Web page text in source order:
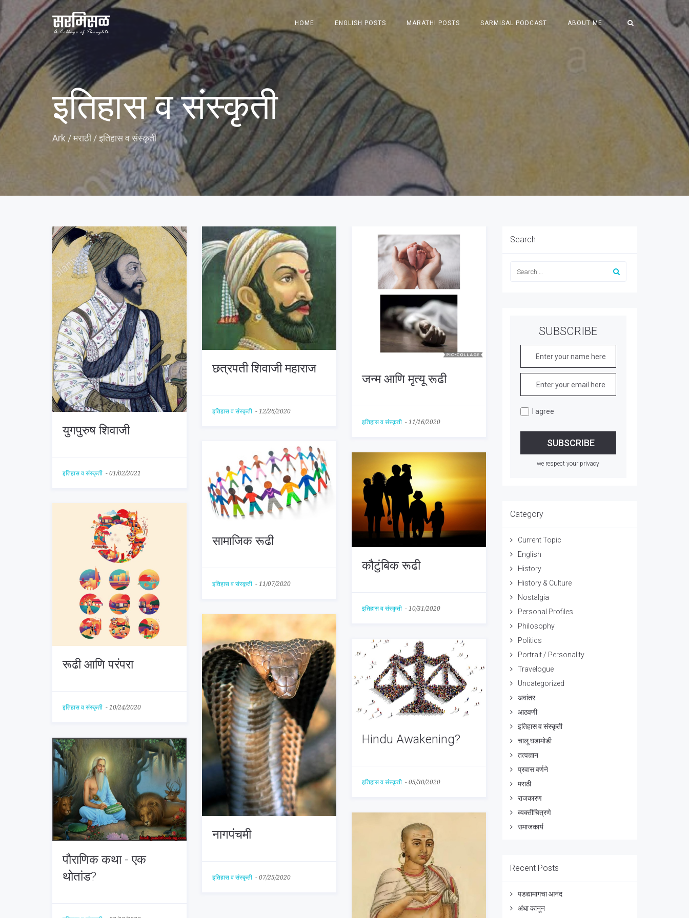
HOME ENGLISH POSTS MARATHI POSTS SARMISAL PODCAST ABOUT ME
इतिहास व संस्कृती
Ark /मराठी/इतिहास व संस्कृती
युगपुरुष शिवाजी
इतिहास व संस्कृती - 01/02/2021
छत्रपती शिवाजी महाराज
इतिहास व संस्कृती - 12/26/2020
जन्म आणि मृत्यू रूढी
इतिहास व संस्कृती - 11/16/2020
सामाजिक रूढी
इतिहास व संस्कृती - 11/07/2020
कौटुंबिक रूढी
इतिहास व संस्कृती - 10/31/2020
रूढी आणि परंपरा
इतिहास व संस्कृती - 10/24/2020
नागपंचमी
इतिहास व संस्कृती - 07/25/2020
Hindu Awakening?
इतिहास व संस्कृती - 05/30/2020
पौराणिक कथा - एक
थोतांड?
Search
SUBSCRIBE
I agree
we respect your privacy
Category
Current Topic
English
History
History & Culture
Nostalgia
Personal Profiles
Philosophy
Politics
Portrait / Personality
Travelogue
Uncategorized
अवांतर
आठवणी
इतिहास व संस्कृती
चालू घडामोडी
तत्वज्ञान
प्रवास वर्णने
मराठी
राजकारण
व्यक्तीचित्रणे
समाजकार्य
Recent Posts
पडद्यामागचा आनंद
अंधा कानून